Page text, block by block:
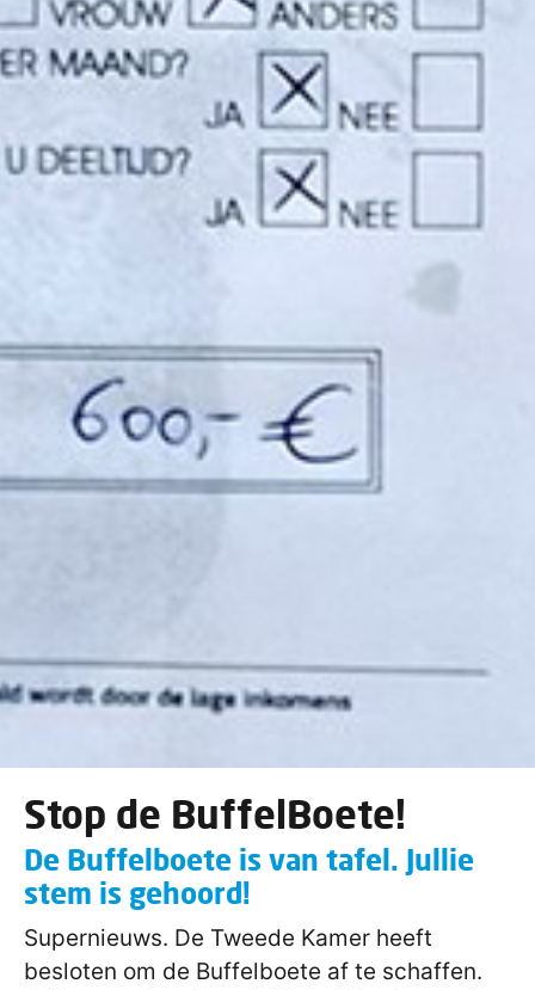
Stop de BuffelBoete!
De Buffelboete is van tafel. Jullie
stem is gehoord!
Supernieuws. De Tweede Kamer heeft
besloten om de Buffelboete af te schaffen.